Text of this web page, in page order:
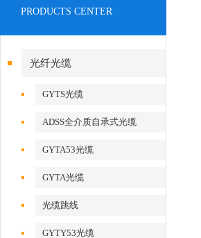
PRODUCTS CENTER
光纤光缆
GYTS光缆
ADSS全介质自承式光缆
GYTA53光缆
GYTA光缆
光缆跳线
GYTY53光缆